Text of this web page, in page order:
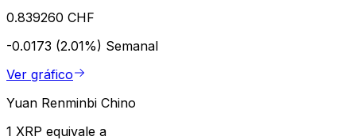
0.839260 CHF
-0.0173 (2.01%) Semanal
Ver gráfico
Yuan Renminbi Chino
1 XRP equivale a